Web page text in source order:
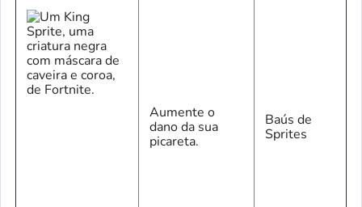
Aumente o
dano da sua
picareta.
Baús de
Sprites